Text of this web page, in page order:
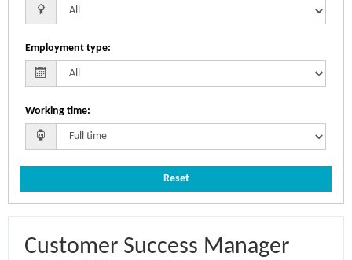
Employment type:
Working time:
Reset
Customer Success Manager